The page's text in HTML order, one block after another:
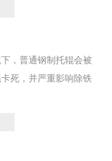
，普通钢制托辊会被
死，并严重影响除铁